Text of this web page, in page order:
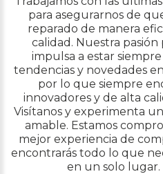
para asegurarnos de
reparado de manera
calidad. Nuestra
impulsa a estar
tendencias y novedades
por lo que siempre
innovadores y de alta
Visítanos y experimenta
amable. Estamos
mejor experiencia de
encontrarás todo lo que
en un solo lugar.